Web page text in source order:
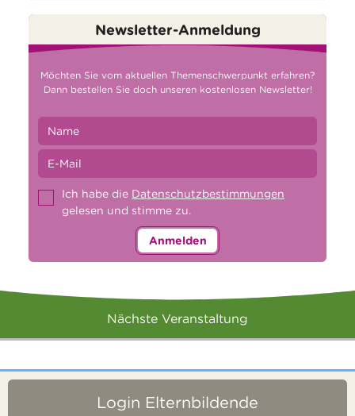
Newsletter-Anmeldung
Möchten Sie vom aktuellen Themenschwerpunkt erfahren?
Dann bestellen Sie doch unseren kostenlosen Newsletter!
Ich habe die Datenschutzbestimmungen
gelesen und stimme zu.
Anmelden
Nächste Veranstaltung
Login Elternbildende